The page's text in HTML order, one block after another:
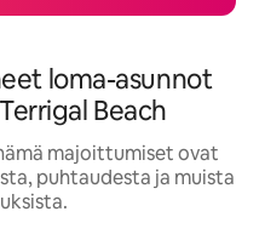
loma-asunnot
Beach
majoittumiset ovat
puhtaudesta ja muista